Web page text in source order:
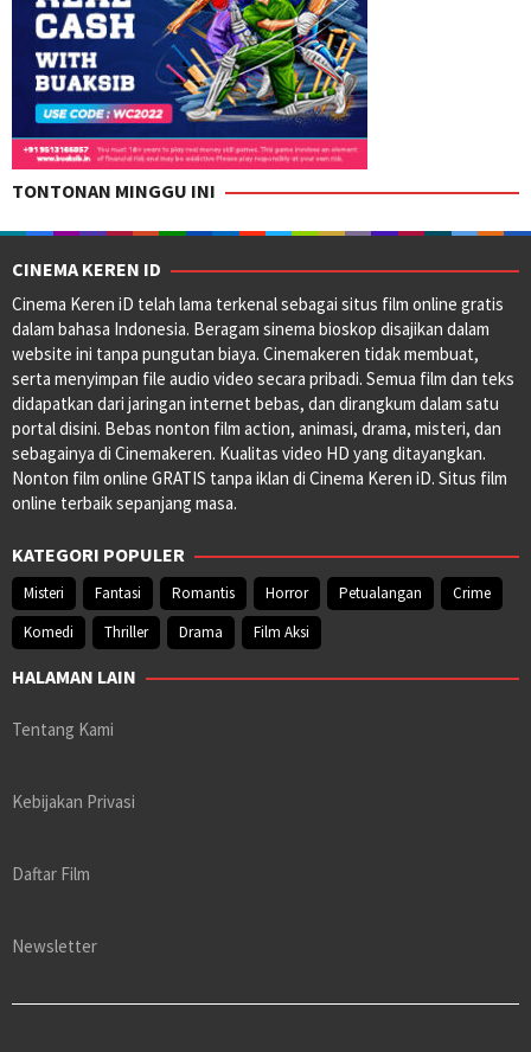
TONTONAN MINGGU INI
CINEMA KEREN ID
Cinema Keren iD telah lama terkenal sebagai situs film online gratis
dalam bahasa Indonesia. Beragam sinema bioskop disajikan dalam
website ini tanpa pungutan biaya. Cinemakeren tidak membuat,
serta menyimpan file audio video secara pribadi. Semua film dan teks
didapatkan dari jaringan internet bebas, dan dirangkum dalam satu
portal disini. Bebas nonton film action, animasi, drama, misteri, dan
sebagainya di Cinemakeren. Kualitas video HD yang ditayangkan.
Nonton film online GRATIS tanpa iklan di Cinema Keren iD. Situs film
online terbaik sepanjang masa.
KATEGORI POPULER
Misteri Fantasi Romantis Horror Petualangan
Crime
Komedi
Thriller Drama Film Aksi
HALAMAN LAIN
Tentang Kami
Kebijakan Privasi
Daftar Film
Newsletter